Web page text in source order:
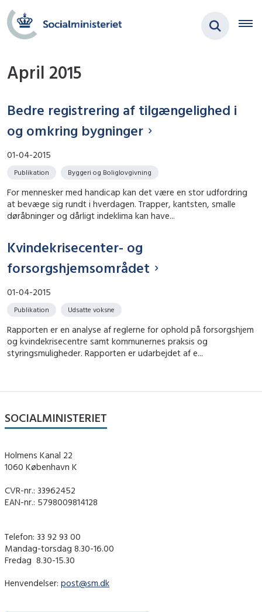
April 2015
Bedre registrering af tilgængelighed i
og omkring bygninger
01-04-2015
Publikation Byggeri og Boliglovgivning
For mennesker med handicap kan det være en stor udfordring
at bevæge sig rundt i hverdagen. Trapper, kantsten, smalle
døråbninger og dårligt indeklima kan have...
Kvindekrisecenter- og
forsorgshjemsområdet
01-04-2015
Publikation Udsatte voksne
Rapporten er en analyse af reglerne for ophold på forsorgshjem
og kvindekrisecentre samt kommunernes praksis og
styringsmuligheder. Rapporten er udarbejdet af e...
SOCIALMINISTERIET
Holmens Kanal 22
1060 København K
CVR-nr.: 33962452
EAN-nr.: 5798009814128
Telefon: 33 92 93 00
Mandag-torsdag 8.30-16.00
Fredag ​ 8.30-15.30
Henvendelser: post@sm.dk